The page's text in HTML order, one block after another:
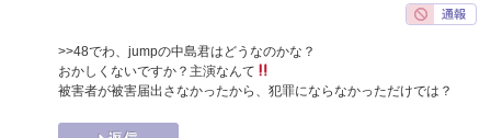
>>48でわ、jumpの中島君はどうなのかな？
おかしくないですか？主演なんて
被害者が被害届出さなかったから、犯罪にならなかっただけでは？